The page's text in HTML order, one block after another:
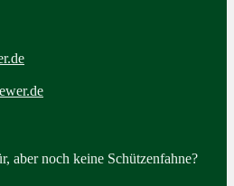
aber noch keine Schützenfahne?